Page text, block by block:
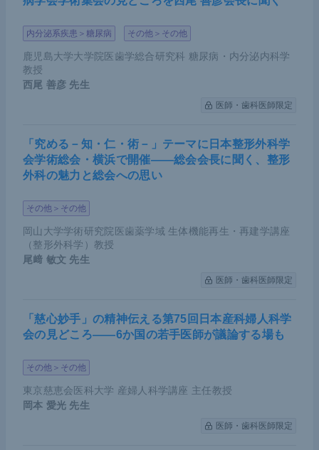
内分泌系疾患＞糖尿病 その他＞その他
鹿児島大学大学院医歯学総合研究科 糖尿病・内分泌内科学
教授
西尾 善彦 先生
医師・歯科医師限定
「究める－知・仁・術－」テーマに日本整形外科学
会学術総会・横浜で開催――総会会長に聞く、整形
外科の魅力と総会への思い
その他＞その他
岡山大学学術研究院医歯薬学域 生体機能再生・再建学講座
（整形外科学）教授
尾﨑 敏文 先生
医師・歯科医師限定
「慈心妙手」の精神伝える第75回日本産科婦人科学
会の見どころ――6か国の若手医師が議論する場も
その他＞その他
東京慈恵会医科大学 産婦人科学講座 主任教授
岡本 愛光 先生
医師・歯科医師限定